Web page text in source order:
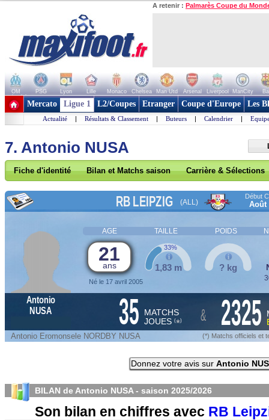
A retenir : Palmarès Coupe du
OM PSG Lyon Lille Monaco Chelsea Man Utd Arsenal Liverpool ManCity
+ de clubs
Mercato Ligue 1 L2/Coupes Etranger Coupe d'Europe Les
Actualité | Résultats & Classement | Buteurs | Calendrier |
7. Antonio NUSA
Fiche d'identité Bilan et Matchs saison Carrière & Sélections
RB LEIPZIG (ALL)
Début
Août
AGE TAILLE POIDS
21
ans
Né le 17 avril 2005
1,83 m
33%
? kg
Antonio
NUSA
35 MATCHS
JOUES (*) & 2325
Antonio Eromonsele NORDBY NUSA (*) Matchs officiels et
Donnez votre avis sur Antonio
BILAN de Antonio NUSA - saison 2025/2026
Son bilan en chiffres avec RB